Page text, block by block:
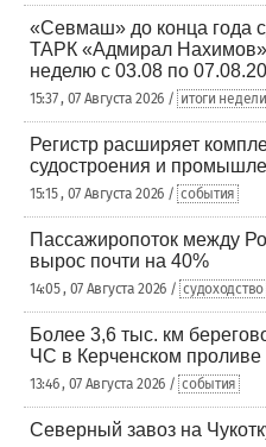
«Севмаш» до конца
ТАРК «Адмирал
неделю с 03.08 по
15:37 , 07 Августа 2026 / итоги недели
Регистр расширяет
судостроения и
15:15 , 07 Августа 2026 / события
Пассажиропоток между
вырос почти на 40%
14:05 , 07 Августа 2026 / судоходство
Более 3,6 тыс. км
ЧС в Керченском проливе
13:46 , 07 Августа 2026 / события
Северный завоз на